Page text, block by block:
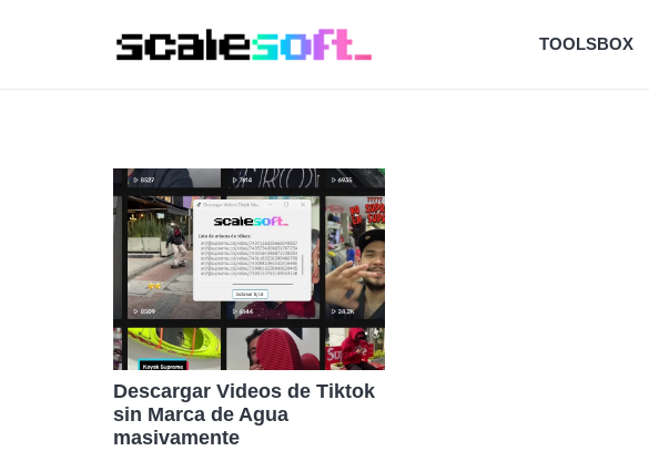
TOOLSBOX
Descargar Videos de Tiktok
sin Marca de Agua
masivamente